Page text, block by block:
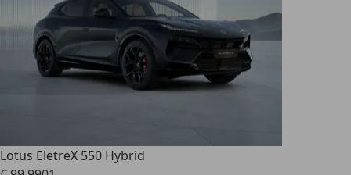
Lotus EletreX 550 Hybrid